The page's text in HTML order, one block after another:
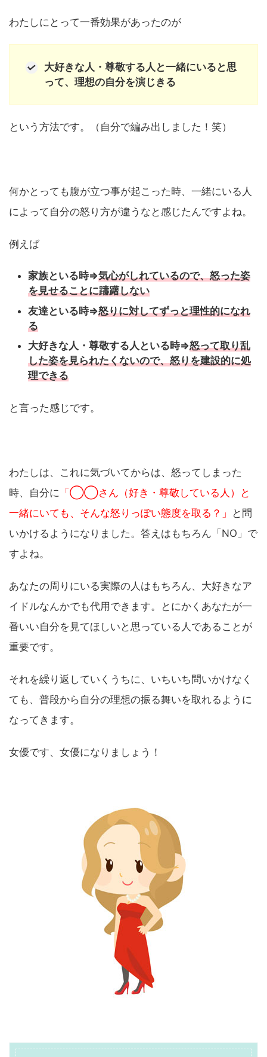
わたしにとって一番効果があったのが
大好きな人・尊敬する人と一緒にいると思
って、理想の自分を演じきる
という方法です。（自分で編み出しました！笑）
何かとっても腹が立つ事が起こった時、一緒にいる人
によって自分の怒り方が違うなと感じたんですよね。
例えば
家族といる時⇒気心がしれているので、怒った姿
を見せることに躊躇しない
友達といる時⇒怒りに対してずっと理性的になれ
る
大好きな人・尊敬する人といる時⇒怒って取り乱
した姿を見られたくないので、怒りを建設的に処
理できる
と言った感じです。
わたしは、これに気づいてからは、怒ってしまった
時、自分に 「◯◯さん（好き・尊敬している人）と
一緒にいても、そんな怒りっぽい態度を取る？」
と問
いかけるようになりました。答えはもちろん「NO」で
すよね。
あなたの周りにいる実際の人はもちろん、大好きなア
イドルなんかでも代用できます。とにかくあなたが一
番いい自分を見てほしいと思っている人であることが
重要です。
それを繰り返していくうちに、いちいち問いかけなく
ても、普段から自分の理想の振る舞いを取れるように
なってきます。
女優です、女優になりましょう！